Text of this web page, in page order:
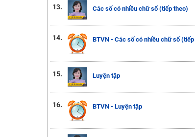
13. Các số có nhiều chữ số (tiếp theo)
14. BTVN - Các số có nhiều chữ số
15. Luyện tập
16. BTVN - Luyện tập